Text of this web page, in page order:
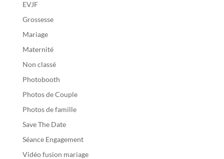
EVJF
Grossesse
Mariage
Maternité
Non classé
Photobooth
Photos de Couple
Photos de famille
Save The Date
Séance Engagement
Vidéo fusion mariage